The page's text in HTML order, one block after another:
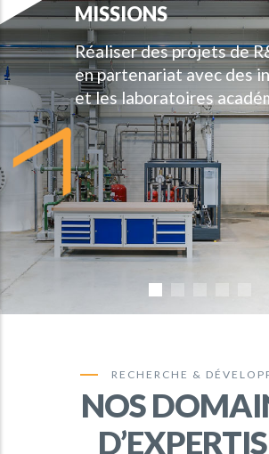
MISSIONS
Réaliser des projets de
en partenariat avec des
et les laboratoires
RECHERCHE &
NOS